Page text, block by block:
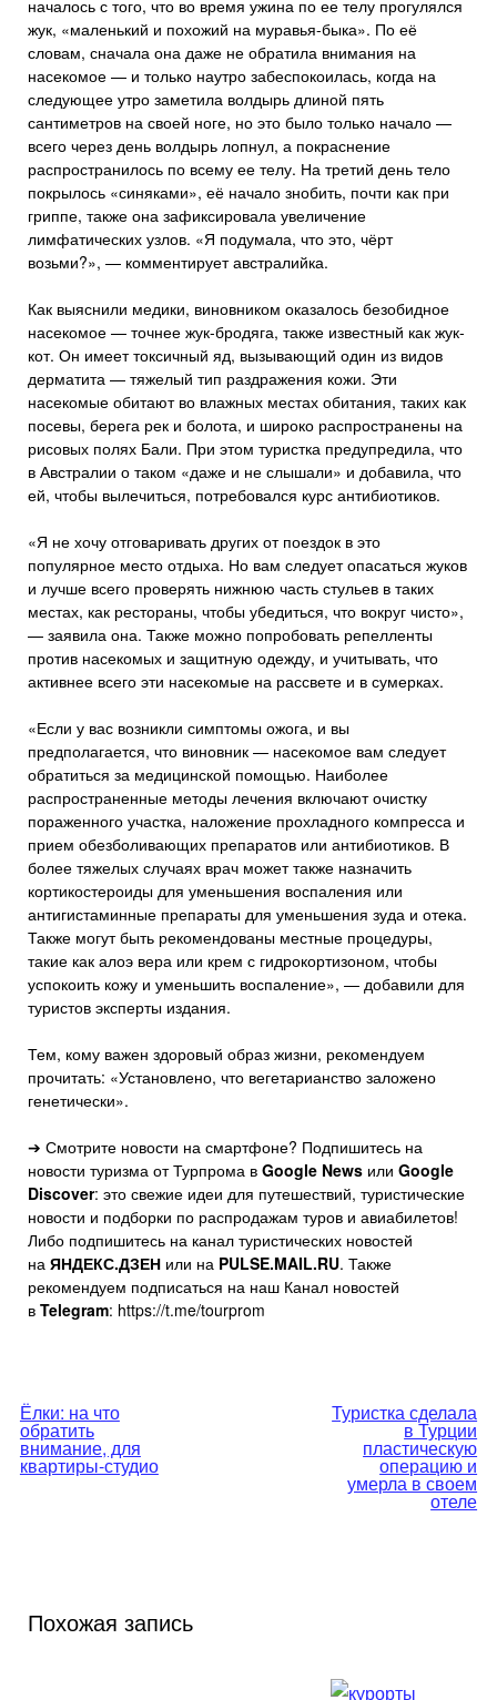
началось с того, что во время ужина по ее телу прогулялся
жук, «маленький и похожий на муравья-быка». По её
словам, сначала она даже не обратила внимания на
насекомое — и только наутро забеспокоилась, когда на
следующее утро заметила волдырь длиной пять
сантиметров на своей ноге, но это было только начало —
всего через день волдырь лопнул, а покраснение
распространилось по всему ее телу. На третий день тело
покрылось «синяками», её начало знобить, почти как при
гриппе, также она зафиксировала увеличение
лимфатических узлов. «Я подумала, что это, чёрт
возьми?», — комментирует австралийка.
Как выяснили медики, виновником оказалось безобидное
насекомое — точнее жук-бродяга, также известный как жук-
кот. Он имеет токсичный яд, вызывающий один из видов
дерматита — тяжелый тип раздражения кожи. Эти
насекомые обитают во влажных местах обитания, таких как
посевы, берега рек и болота, и широко распространены на
рисовых полях Бали. При этом туристка предупредила, что
в Австралии о таком «даже и не слышали» и добавила, что
ей, чтобы вылечиться, потребовался курс антибиотиков.
«Я не хочу отговаривать других от поездок в это
популярное место отдыха. Но вам следует опасаться жуков
и лучше всего проверять нижнюю часть стульев в таких
местах, как рестораны, чтобы убедиться, что вокруг чисто»,
— заявила она. Также можно попробовать репелленты
против насекомых и защитную одежду, и учитывать, что
активнее всего эти насекомые на рассвете и в сумерках.
«Если у вас возникли симптомы ожога, и вы
предполагается, что виновник — насекомое вам следует
обратиться за медицинской помощью. Наиболее
распространенные методы лечения включают очистку
пораженного участка, наложение прохладного компресса и
прием обезболивающих препаратов или антибиотиков. В
более тяжелых случаях врач может также назначить
кортикостероиды для уменьшения воспаления или
антигистаминные препараты для уменьшения зуда и отека.
Также могут быть рекомендованы местные процедуры,
такие как алоэ вера или крем с гидрокортизоном, чтобы
успокоить кожу и уменьшить воспаление», — добавили для
туристов эксперты издания.
Тем, кому важен здоровый образ жизни, рекомендуем
прочитать: «Установлено, что вегетарианство заложено
генетически».
➔ Смотрите новости на смартфоне? Подпишитесь на
новости туризма от Турпрома в Google News или Google
Discover: это свежие идеи для путешествий, туристические
новости и подборки по распродажам туров и авиабилетов!
Либо подпишитесь на канал туристических новостей
на ЯНДЕКС.ДЗЕН или на PULSE.MAIL.RU. Также
рекомендуем подписаться на наш Канал новостей
в Telegram: https://t.me/tourprom
Навигация
по
Ёлки: на что
обратить
внимание, для
квартиры-студио
Туристка сделала
в Турции
пластическую
операцию и
умерла в своем
отеле
Похожая запись